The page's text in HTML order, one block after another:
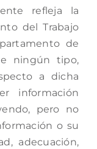
refleja la
del Trabajo
de
ningún tipo,
a dicha
información
pero no
o su
adecuación,